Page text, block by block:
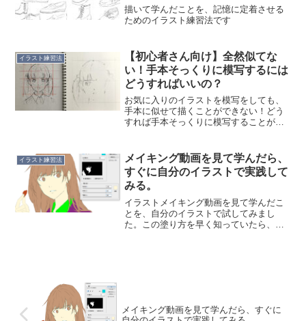
描いて学んだことを、記憶に定着させる
ためのイラスト練習法です
イラスト練習法
【初心者さん向け】全然似てな
い！手本そっくりに模写するには
どうすればいいの？
お気に入りのイラストを模写をしても、
手本に似せて描くことができない！どう
すれば手本そっくりに模写することがで
す。手本そっくりに描く方法手本そっく
りに描く方法には次の方法が...
イラスト練習法
メイキング動画を見て学んだら、
すぐに自分のイラストで実践して
みる。
イラストメイキング動画を見て学んだこ
とを、自分のイラストで試してみまし
た。この塗り方を早く知っていたら、も
メイキング動画を見て学んだら、すぐに